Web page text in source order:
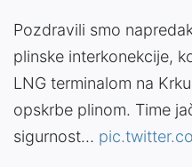
Pozdravili smo
plinske interkonekcije,
LNG terminalom na
opskrbe plinom. Time
sigurnost…